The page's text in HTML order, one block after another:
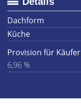
Dachform
Küche
Provision für Käufer
6,96 %